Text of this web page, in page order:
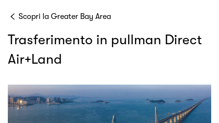
Scopri la Greater Bay Area
Trasferimento in pullman Direct
Air+Land